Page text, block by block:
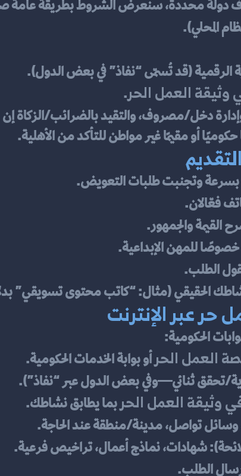
المحلي).
الرقمية (قد تُسمّى “نفاذ” في بعض الدول).
وثيقة العمل الحر.
دخل/مصروف، والتقيد بالضرائب/الزكاة
أو مقيمًا غير مواطن للتأكد من الأهلية.
فعّالان.
للمهن الإبداعية.
الطلب.
الحقيقي (مثال: “كاتب محتوى تسويقي”
عبر الإنترنت
العمل الحر أو بوابة الخدمات الحكومية.
وثيقة العمل الحر بما يطابق نشاطك.
تواصل، مدينة/منطقة عند الحاجة.
شهادات، نماذج أعمال، تراخيص فرعية.
الطلب.